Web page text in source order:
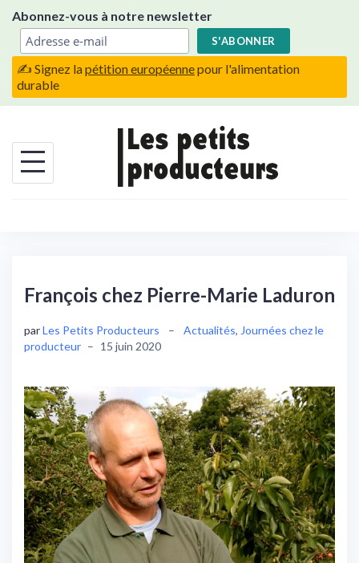
content
Abonnez-vous à notre newsletter
✍️ Signez lapétition européennepour l'alimentation
durable
François chez Pierre-Marie Laduron
parLes Petits Producteurs – Actualités, Journées chez le
producteur – 15 juin 2020